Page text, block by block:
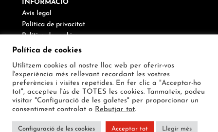
INFORMACIÖ
Avís legal
Política de privacitat
Política de cookies
Canal de denúncies
SEGUEIX-NOS
Política de cookies
Utilitzem cookies al nostre lloc web per oferir-vos
l'experiència més rellevant recordant les vostres
preferències i visites repetides. En fer clic a "Acceptar-ho
tot", accepteu l'ús de TOTES les cookies. Tanmateix, podeu
visitar "Configuració de les galetes" per proporcionar un
consentiment controlat o Rebutjar tot.
Configuració de les cookies Acceptar tot Llegir més